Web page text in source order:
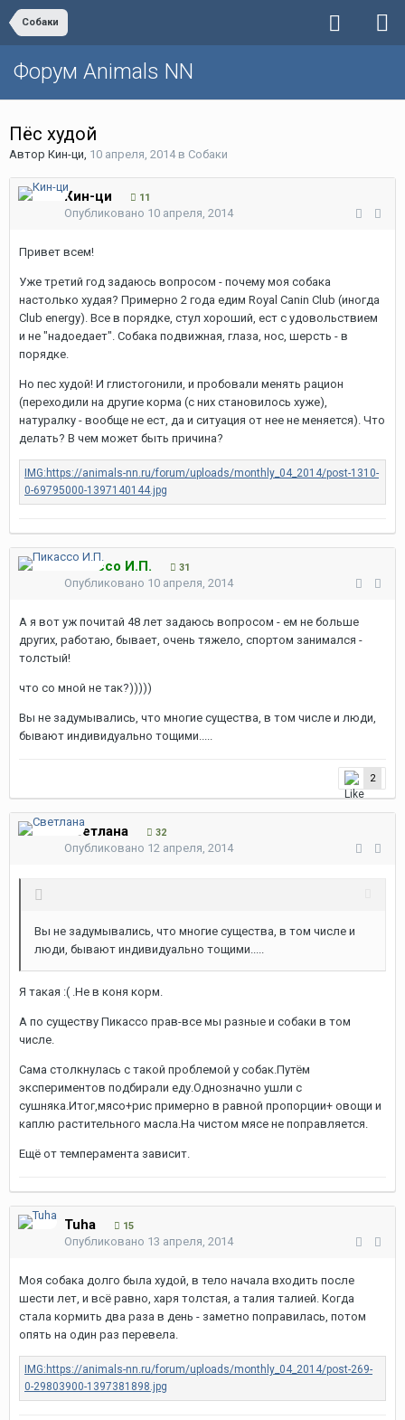
Собаки
Форум Animals NN
Пёс худой
Автор Кин-ци, 10 апреля, 2014в Собаки
Кин-ци 11
Опубликовано 10 апреля, 2014
Привет всем!
Уже третий год задаюсь вопросом - почему моя собака
настолько худая? Примерно 2 года едим Royal Canin Club (иногда
Club energy). Все в порядке, стул хороший, ест с удовольствием
и не "надоедает". Собака подвижная, глаза, нос, шерсть - в
порядке.
Но пес худой! И глистогонили, и пробовали менять рацион
(переходили на другие корма (с них становилось хуже),
натуралку - вообще не ест, да и ситуация от нее не меняется). Что
делать? В чем может быть причина?
Пикассо И.П. 31
Опубликовано 10 апреля, 2014
А я вот уж почитай 48 лет задаюсь вопросом - ем не больше
других, работаю, бывает, очень тяжело, спортом занимался -
толстый!
что со мной не так?)))))
Вы не задумывались, что многие существа, в том числе и люди,
бывают индивидуально тощими.....
2
Светлана 32
Опубликовано 12 апреля, 2014
Вы не задумывались, что многие существа, в том числе и
люди, бывают индивидуально тощими.....
Я такая :( .Не в коня корм.
А по существу Пикассо прав-все мы разные и собаки в том
числе.
Сама столкнулась с такой проблемой у собак.Путём
экспериментов подбирали еду.Однозначно ушли с
сушняка.Итог,мясо+рис примерно в равной пропорции+ овощи и
каплю растительного масла.На чистом мясе не поправляется.
Ещё от темперамента зависит.
Tuha 15
Опубликовано 13 апреля, 2014
Моя собака долго была худой, в тело начала входить после
шести лет, и всё равно, харя толстая, а талия талией. Когда
стала кормить два раза в день - заметно поправилась, потом
опять на один раз перевела.